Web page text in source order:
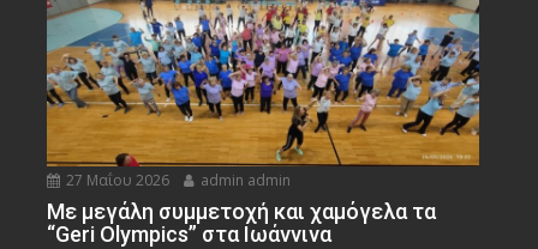
27 Μαΐου 2026 admin admin
Με μεγάλη συμμετοχή και χαμόγελα τα
“Geri Olympics” στα Ιωάννινα